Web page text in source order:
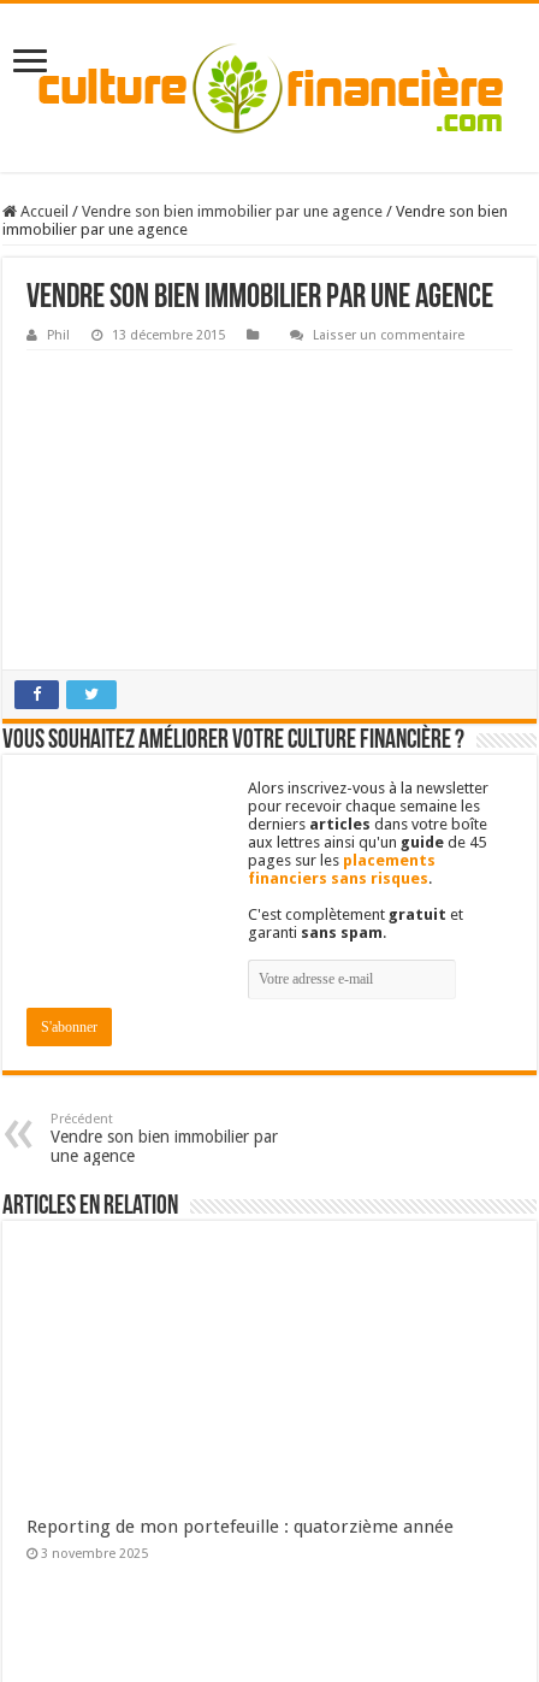
Accueil / Vendre son bien immobilier par une agence / Vendre son bien
immobilier par une agence
Vendre son bien immobilier par une agence
Phil 13 décembre 2015 Laisser un commentaire
Vous souhaitez améliorer votre culture financière ?
Alors inscrivez-vous à la newsletter
pour recevoir chaque semaine les
derniers articles dans votre boîte
aux lettres ainsi qu'un guide de 45
pages sur les placements
financiers sans risques.
C'est complètement gratuit et
garanti sans spam.
Précédent
Vendre son bien immobilier par
une agence
Articles en relation
Reporting de mon portefeuille : quatorzième année
3 novembre 2025